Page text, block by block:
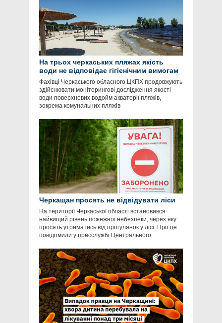
На трьох черкаських пляжах якість
води не відповідає гігієнічним вимогам
Фахівці Черкаського обласного ЦКПХ продовжують
здійснювати моніторингові дослідження якості
води поверхневих водойм акваторії пляжів,
зокрема комунальних пляжів
Черкащан просять не відвідувати ліси
На території Черкаської області встановився
найвищий рівень пожежної небезпеки, через яку
просять утриматись від прогулянок у лісі. Про це
повідомили у пресслужбі Центрального